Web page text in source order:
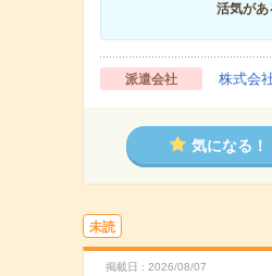
活気があ
派遣会社 株式会
気になる！
未読
掲載日 2026/08/07